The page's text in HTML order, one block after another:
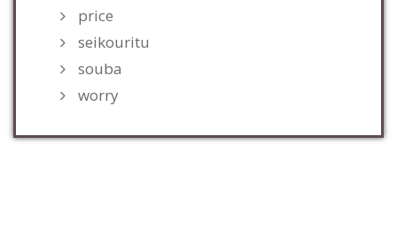
price
seikouritu
souba
worry